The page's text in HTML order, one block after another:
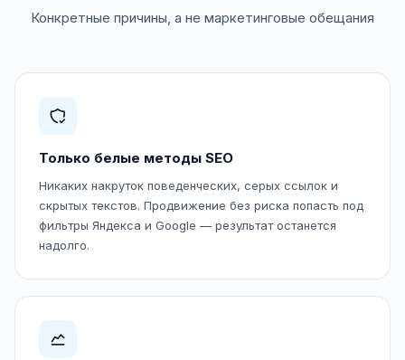
Конкретные причины, а не маркетинговые обещания
Только белые методы SEO
Никаких накруток поведенческих, серых ссылок и
скрытых текстов. Продвижение без риска попасть под
фильтры Яндекса и Google — результат останется
надолго.